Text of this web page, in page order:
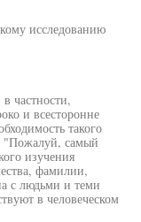
исследованию
частности,
и всесторонне
такого
"Пожалуй, самый
изучения
фамилии,
с людьми и теми
в человеческом